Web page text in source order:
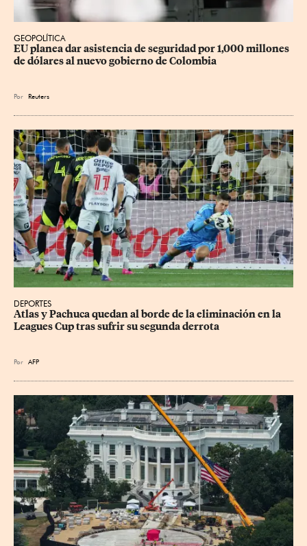
GEOPOLÍTICA
EU planea dar asistencia de seguridad por 1,000 millones
de dólares al nuevo gobierno de Colombia
Por Reuters
DEPORTES
Atlas y Pachuca quedan al borde de la eliminación en la
Leagues Cup tras sufrir su segunda derrota
Por AFP